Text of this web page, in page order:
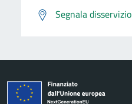
Segnala disservizio